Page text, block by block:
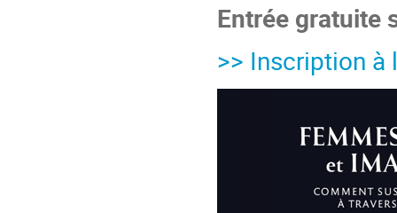
Entrée gratuite
>> Inscription à